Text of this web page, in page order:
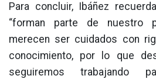
Para concluir, Ibáñez
“forman parte de nuestro
merecen ser cuidados con
conocimiento, por lo que
seguiremos trabajando